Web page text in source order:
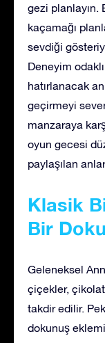
gezi planlayın.
kaçamağı
sevdiği
Deneyim
hatırlanacak
geçirmeyi
manzaraya
oyun gecesi
paylaşılan
Klasik
Bir
Geleneksel
çiçekler,
takdir edilir.
dokunuş